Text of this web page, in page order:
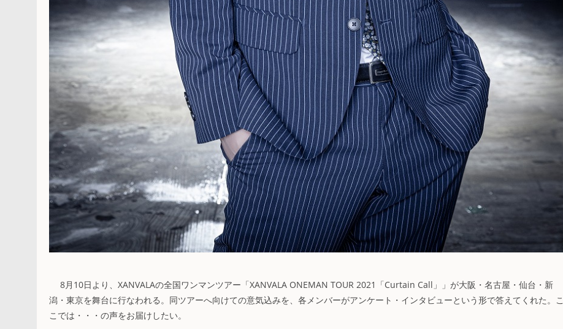
8月10日より、XANVALAの全国ワンマンツアー「XANVALA ONEMAN TOUR 2021「Curtain Call」」が大阪・名古屋・仙台・新
潟・東京を舞台に行なわれる。同ツアーへ向けての意気込みを、各メンバーがアンケート・インタビューという形で答えてくれた。こ
こでは・・・の声をお届けしたい。